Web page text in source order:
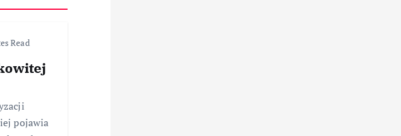
Read
pojawia